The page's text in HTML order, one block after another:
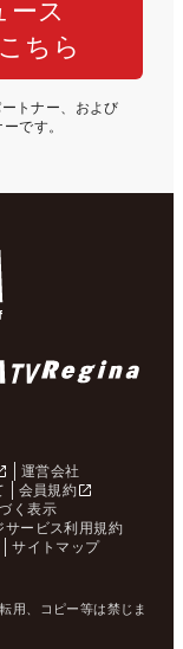
ース
ちら
トナー、および
です。
運営会社
会員規約
く表示
サービス利用規約
サイトマップ
用、コピー等は禁じま